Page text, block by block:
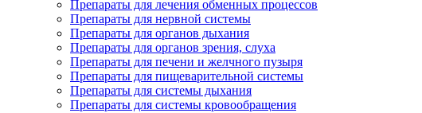
Препараты для лечения обменных процессов
Препараты для нервной системы
Препараты для органов дыхания
Препараты для органов зрения, слуха
Препараты для печени и желчного пузыря
Препараты для пищеварительной системы
Препараты для системы дыхания
Препараты для системы кровообращения